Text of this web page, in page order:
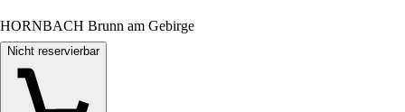
HORNBACH Brunn am Gebirge
Nicht reservierbar